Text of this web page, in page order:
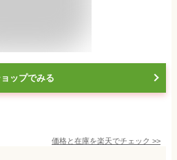
ップでみる
価格と在庫を楽天でチェック >>